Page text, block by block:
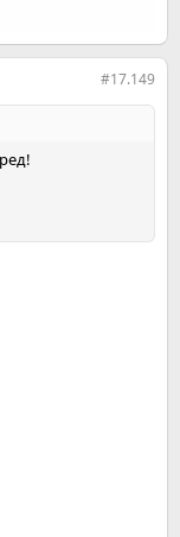
#17.149